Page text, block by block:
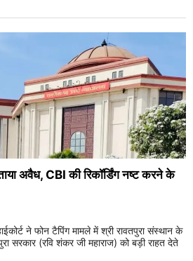
अवैध, CBI की रिकॉर्डिंग नष्ट करने के
ने फोन टैपिंग मामले में श्री रावतपुरा संस्थान के
सरकार (रवि शंकर जी महाराज) को बड़ी राहत देते